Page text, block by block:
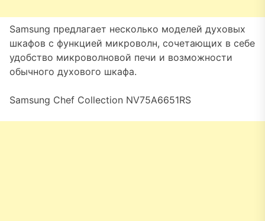
Samsung предлагает несколько моделей духовых
шкафов с функцией микроволн, сочетающих в себе
удобство микроволновой печи и возможности
обычного духового шкафа.
Samsung Chef Collection NV75A6651RS